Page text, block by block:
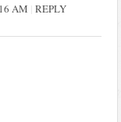
AM REPLY